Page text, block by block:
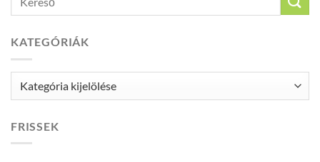
KATEGÓRIÁK
Kategóriák
FRISSEK